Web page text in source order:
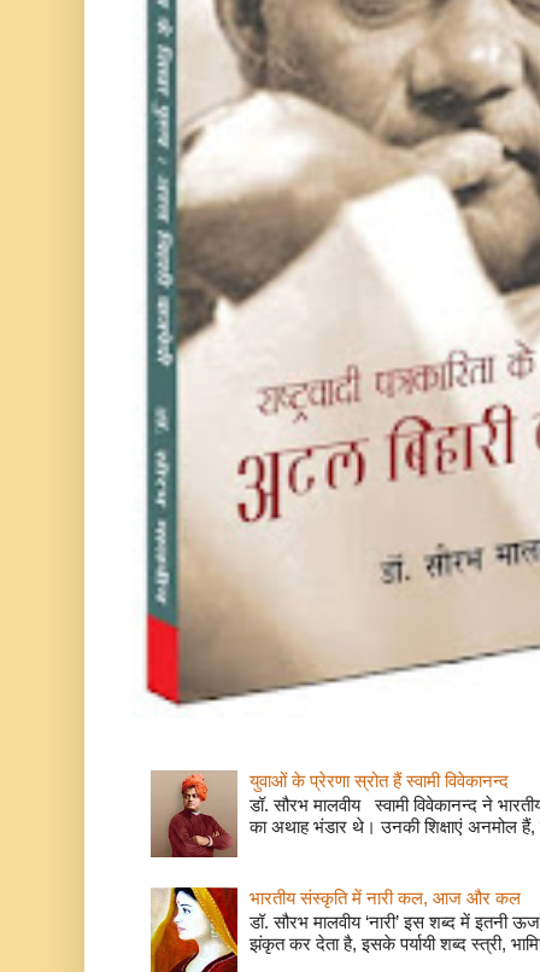
युवाओं के प्रेरणा स्रोत हैं स्वामी विवेकानन्द
डॉ. सौरभ मालवीय स्वामी विवेकानन्द ने
का अथाह भंडार थे। उनकी शिक्षाएं अनमोल हैं,
भारतीय संस्कृति में नारी कल, आज और कल
डॉ. सौरभ मालवीय ‘नारी’ इस शब्द में इतनी
झंकृत कर देता है, इसके पर्यायी शब्द स्त्री,